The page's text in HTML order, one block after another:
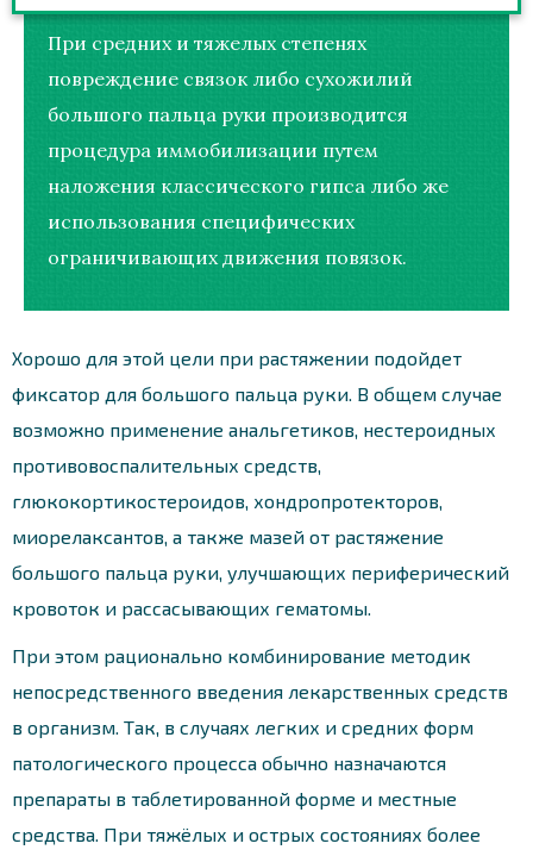
При средних и тяжелых степенях
повреждение связок либо сухожилий
большого пальца руки производится
процедура иммобилизации путем
наложения классического гипса либо же
использования специфических
ограничивающих движения повязок.
Хорошо для этой цели при растяжении подойдет
фиксатор для большого пальца руки. В общем случае
возможно применение анальгетиков, нестероидных
противовоспалительных средств,
глюкокортикостероидов, хондропротекторов,
миорелаксантов, а также мазей от растяжение
большого пальца руки, улучшающих периферический
кровоток и рассасывающих гематомы.
При этом рационально комбинирование методик
непосредственного введения лекарственных средств
в организм. Так, в случаях легких и средних форм
патологического процесса обычно назначаются
препараты в таблетированной форме и местные
средства. При тяжёлых и острых состояниях более